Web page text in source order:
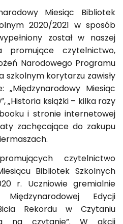
Miesiąc Bibliotek
2020/2021 w sposób
został w naszej
promujące czytelnictwo,
Narodowego Programu
szkolnym korytarzu zawisły
„Międzynarodowy Miesiąc
„Historia książki – kilka razy
i stronie internetowej
zachęcające do zakupu
czytelnictwo
Bibliotek Szkolnych
r. Uczniowie gremialnie
Edycji
Rekordu w Czytaniu
na czytanie”. W akcji